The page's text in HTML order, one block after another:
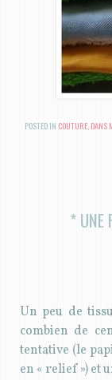
POSTED IN COUTURE DANS
* UNE
Un peu de
combien de
tentative (le
en « relief ») et